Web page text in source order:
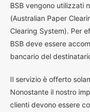
BSB vengono utilizzati
(Australian Paper
Clearing System). Per
BSB deve essere
bancario del
Il servizio è offerto
Nonostante il nostro
clienti devono essere